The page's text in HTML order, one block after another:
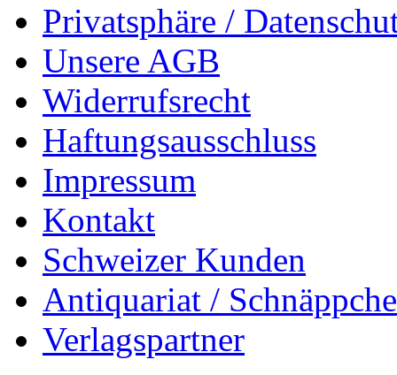
Privatsphäre /
Unsere AGB
Widerrufsrecht
Haftungsausschluss
Impressum
Kontakt
Schweizer Kunden
Antiquariat /
Verlagspartner